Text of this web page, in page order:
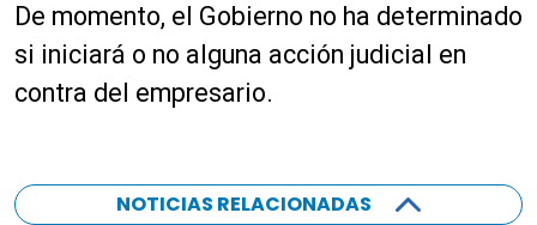
De momento, el Gobierno no ha determinado
si iniciará o no alguna acción judicial en
contra del empresario.
NOTICIAS RELACIONADAS